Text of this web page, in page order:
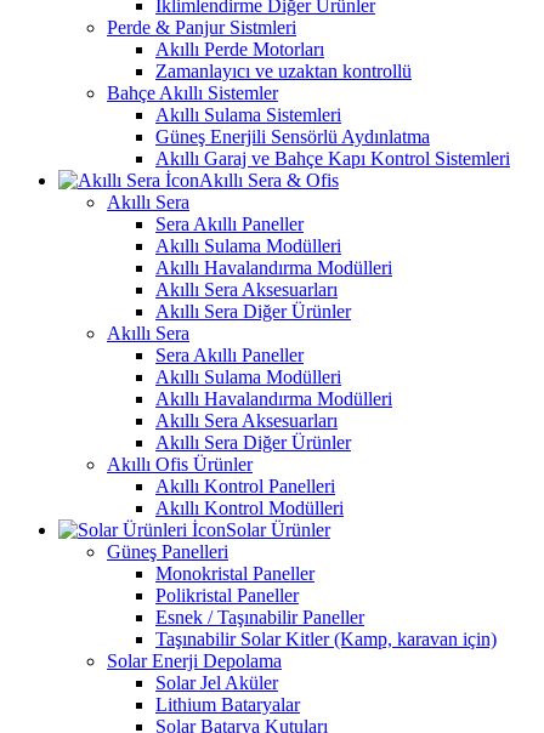
İklimlendirme Diğer Ürünler
Perde & Panjur Sistmleri
Akıllı Perde Motorları
Zamanlayıcı ve uzaktan kontrollü
Bahçe Akıllı Sistemler
Akıllı Sulama Sistemleri
Güneş Enerjili Sensörlü Aydınlatma
Akıllı Garaj ve Bahçe Kapı Kontrol Sistemleri
Akıllı Sera & Ofis
Akıllı Sera
Sera Akıllı Paneller
Akıllı Sulama Modülleri
Akıllı Havalandırma Modülleri
Akıllı Sera Aksesuarları
Akıllı Sera Diğer Ürünler
Akıllı Sera
Sera Akıllı Paneller
Akıllı Sulama Modülleri
Akıllı Havalandırma Modülleri
Akıllı Sera Aksesuarları
Akıllı Sera Diğer Ürünler
Akıllı Ofis Ürünler
Akıllı Kontrol Panelleri
Akıllı Kontrol Modülleri
Solar Ürünler
Güneş Panelleri
Monokristal Paneller
Polikristal Paneller
Esnek / Taşınabilir Paneller
Taşınabilir Solar Kitler (Kamp, karavan için)
Solar Enerji Depolama
Solar Jel Aküler
Lithium Bataryalar
Solar Batarya Kutuları